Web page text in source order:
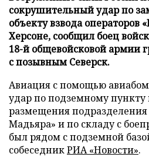
сокрушительный удар по
объекту взвода операторов
Херсоне, сообщил боец
18-й общевойсковой армии
с позывным Северск.
Авиация с помощью
удар по подземному пункту
размещения
Мадьяра» и по складу с
был рядом с подземной
собеседникРИА «Новости».